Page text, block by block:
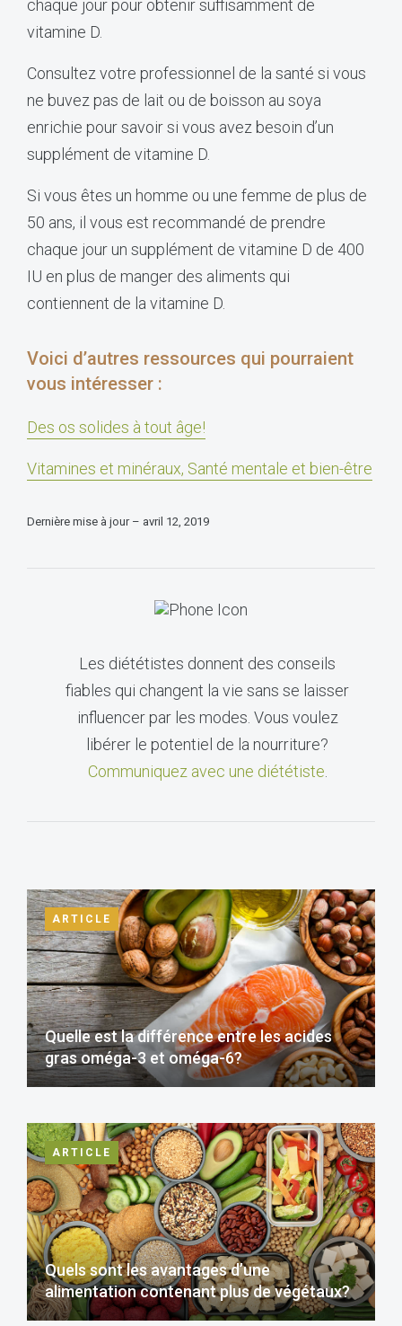
chaque jour pour obtenir suffisamment de
vitamine D.
Consultez votre professionnel de la santé si vous
ne buvez pas de lait ou de boisson au soya
enrichie pour savoir si vous avez besoin d’un
supplément de vitamine D.
Si vous êtes un homme ou une femme de plus de
50 ans, il vous est recommandé de prendre
chaque jour un supplément de vitamine D de 400
IU en plus de manger des aliments qui
contiennent de la vitamine D.
Voici d’autres ressources qui pourraient
vous intéresser :
Des os solides à tout âge!
Vitamines et minéraux, Santé mentale et bien-être
Dernière mise à jour – avril 12, 2019
Les diététistes donnent des conseils
fiables qui changent la vie sans se laisser
influencer par les modes. Vous voulez
libérer le potentiel de la nourriture?
Communiquez avec une diététiste
ARTICLE
Quelle est la différence entre les acides
gras oméga-3 et oméga-6?
ARTICLE
Quels sont les avantages d’une
alimentation contenant plus de végétaux?